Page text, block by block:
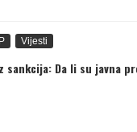
Vijesti
sankcija: Da li su javna